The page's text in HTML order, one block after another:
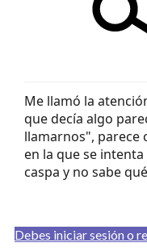
Me llamó la
que decía algo
llamarnos", parece
en la que se
caspa y no sabe
Debes iniciar sesión o